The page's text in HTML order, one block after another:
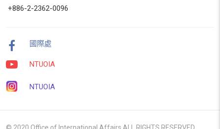
+886-2-2362-0096
國際處
NTUOIA
NTUOIA